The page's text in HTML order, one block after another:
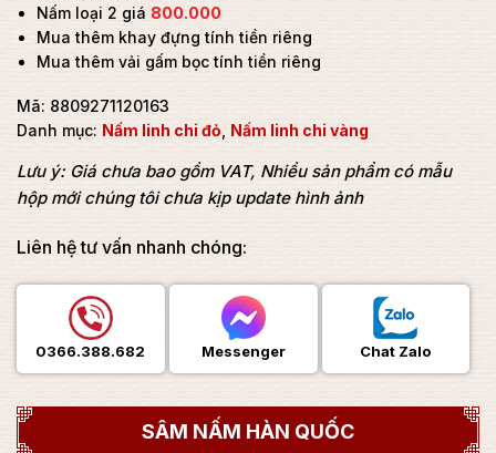
Nấm loại 2 giá 800.000
Mua thêm khay đựng tính tiền riêng
Mua thêm vải gấm bọc tính tiền riêng
Mã: 8809271120163
Danh mục: Nấm linh chi đỏ, Nấm linh chi vàng
Lưu ý: Giá chưa bao gồm VAT, Nhiều sản phẩm có mẫu
hộp mới chúng tôi chưa kịp update hình ảnh
Liên hệ tư vấn nhanh chóng:
0366.388.682 Messenger Chat Zalo
SÂM NẤM HÀN QUỐC